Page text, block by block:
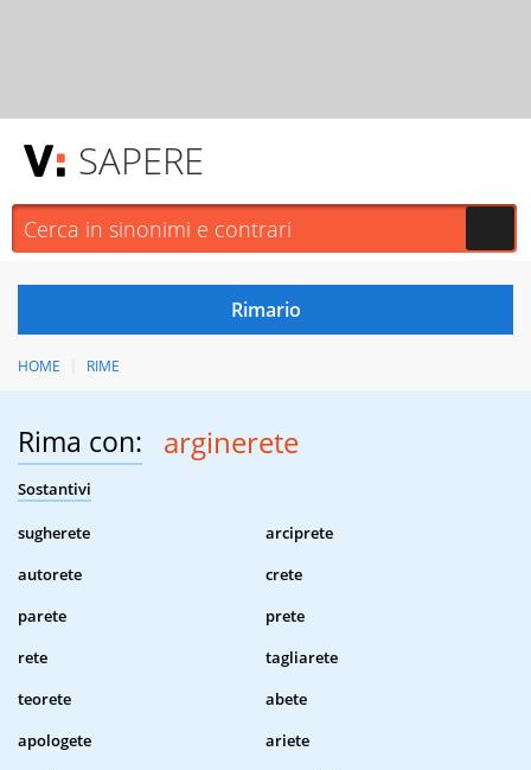
SAPERE
HOME RIME
Rima con: arginerete
Sostantivi
sugherete
arciprete
autorete
crete
parete
prete
rete
tagliarete
teorete
abete
apologete
ariete